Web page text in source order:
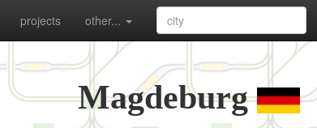
projects other...
Magdeburg